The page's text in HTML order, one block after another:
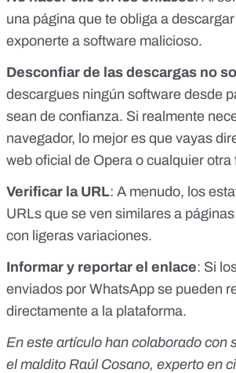
una página que te obliga a
exponerte a software malicioso.
Desconfiar de las descargas no
descargues ningún software desde
sean de confianza. Si realmente
navegador, lo mejor es que vayas
web oficial de Opera o cualquier
Verificar la URL: A menudo, los
URLs que se ven similares a
con ligeras variaciones.
Informar y reportar el enlace: Si
enviados por WhatsApp se pueden
directamente a la plataforma.
En este artículo han colaborado con
el maldito Raúl Cosano, experto en